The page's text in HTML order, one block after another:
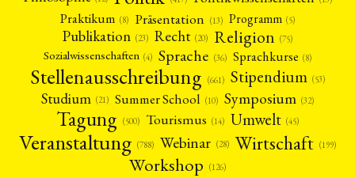
Praktikum (8) Präsentation (13) Programm (5)
Publikation (23) Recht (20) Religion (75)
Sozialwissenschaften (4) Sprache (36) Sprachkurse (8)
Stellenausschreibung (661) Stipendium (53)
Studium (21) Summer School (10) Symposium (32)
Tagung (500) Tourismus (14) Umwelt (45)
Veranstaltung (788) Webinar (28) Wirtschaft (199)
Workshop (126)